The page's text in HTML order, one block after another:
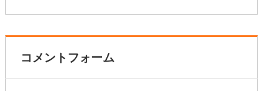
コメントフォーム